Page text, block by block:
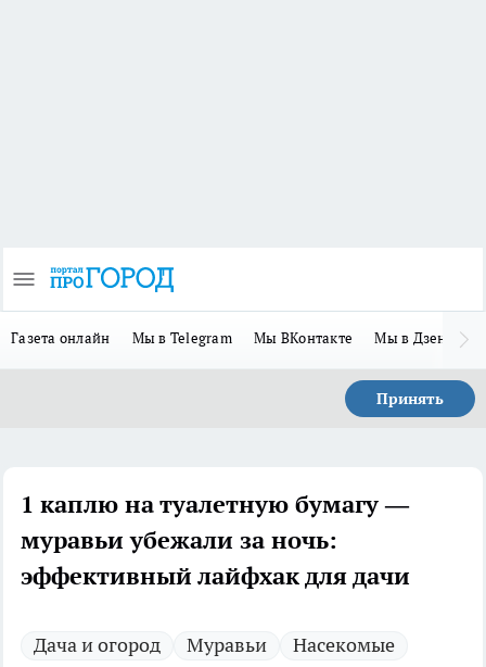
Газета онлайн Мы в Telegram Мы ВКонтакте Мы в Дзене
Принять
1 каплю на туалетную бумагу —
муравьи убежали за ночь:
эффективный лайфхак для дачи
Дача и огород Муравьи Насекомые